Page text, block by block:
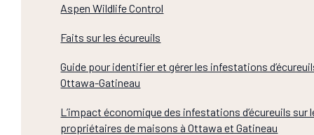
Aspen Wildlife Control
Faits sur les écureuils
Guide pour identifier et gérer les infestations
Ottawa-Gatineau
L’impact économique des infestations d’écureuils sur
propriétaires de maisons à Ottawa et Gatineau